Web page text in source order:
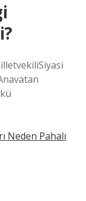
Neden Pahalı